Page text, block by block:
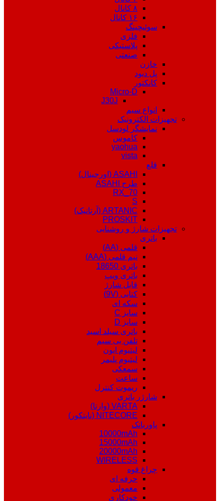
۸ کانال
۱۶ کانال
سوئیچینگ
فلزی
پلاستیکی
صنعتی
خازن
پل دیود
کانکتور
Micro-D
J30J
انواع سیم
تجهیزات الکترونیک
نمایشگر لودسل
کاموس
yaohua
vista
قلع
ASAHI (اورجینال)
طرح ASAHI
RX_70
S
ARTANIC (آرتانیک)
PROSKIT
تجهیزات شارژ و روشنایی
باتری
قلمی (AA)
نیم قلمی (AAA)
باتری 18650
باتری ویپ
قابل شارژ
کتابی (9V)
سکه ای
سایز C
سایز D
باتری سیلد اسید
تلفن بی سیم
لیتیوم ایون
لیتیوم پلیمر
سمعکی
ساعت
ریموت کنترل
شارژر باتری
VARTA (وارتا)
NITECORE (نایتکور)
پاوربانک
10000mAh
15000mAh
20000mAh
WIRELESS
چراغ قوه
حرفه ای
معمولی
خودکاری